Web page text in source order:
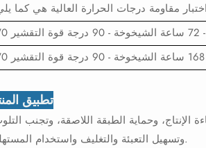
تطبيق
وحماية الطبقة اللاصقة، وتجنب
وتسهيل التعبئة والتغليف واستخدام المستهلك.